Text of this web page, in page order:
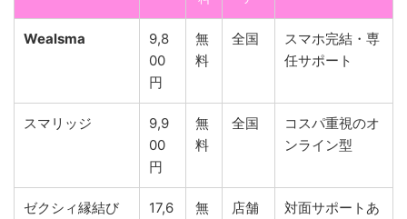
Wealsma
9,8
00
円
無
料
全国
スマホ完結・専
任サポート
スマリッジ
9,9
00
円
無
料
全国
コスパ重視のオ
ンライン型
ゼクシィ縁結び
17,6
無
店舗
対面サポートあ